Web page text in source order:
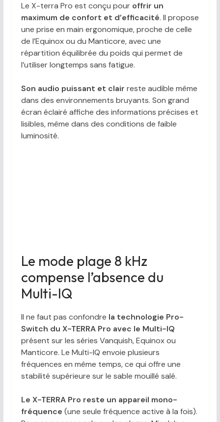
Le X-terra Pro est conçu pour offrir un
maximum de confort et d’efficacité. Il propose
une prise en main ergonomique, proche de celle
de l’Equinox ou du Manticore, avec une
répartition équilibrée du poids qui permet de
l’utiliser longtemps sans fatigue.
Son audio puissant et clair reste audible même
dans des environnements bruyants. Son grand
écran éclairé affiche des informations précises et
lisibles, même dans des conditions de faible
luminosité.
Le mode plage 8 kHz
compense l’absence du
Multi-IQ
Il ne faut pas confondre la technologie Pro-
Switch du X-TERRA Pro avec le Multi-IQ
présent sur les séries Vanquish, Equinox ou
Manticore. Le Multi-IQ envoie plusieurs
fréquences en même temps, ce qui offre une
stabilité supérieure sur le sable mouillé salé.
Le X-TERRA Pro reste un appareil mono-
fréquence (une seule fréquence active à la fois).